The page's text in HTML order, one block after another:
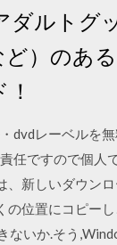
ダルトグ
ど）のあ
dvdレーベルを
任ですので個人
、新しいダウン
の位置にコピー
ないか.そう